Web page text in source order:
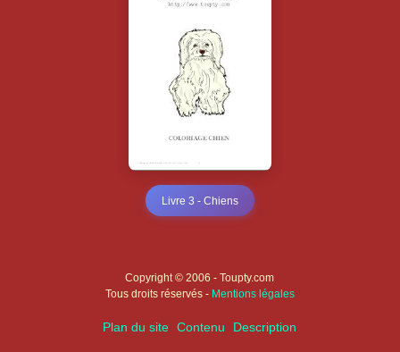
Livre 3 - Chiens
Copyright © 2006 - Toupty.com
Tous droits réservés - Mentions légales
Plan du site Contenu Description